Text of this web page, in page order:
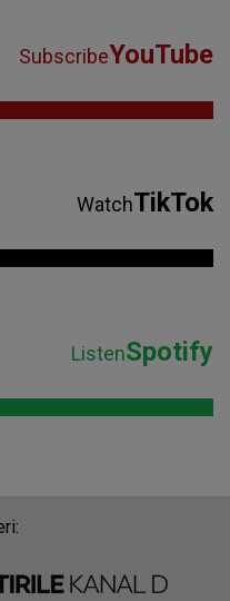
SubscribeYouTube
WatchTikTok
ListenSpotify